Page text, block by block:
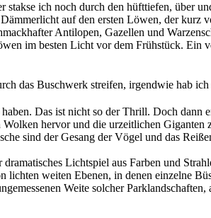
stakse ich noch durch den hüfttiefen, über
auf den ersten Löwen, der kurz
Antilopen, Gazellen und
im besten Licht vor dem Frühstück. Ein
das Buschwerk streifen, irgendwie hab
Das ist nicht so der Thrill. Doch dann
hervor und die urzeitlichen Giganten
sind der Gesang der Vögel und das
Lichtspiel aus Farben und
weiten Ebenen, in denen einzelne
Weite solcher Parklandschaften,